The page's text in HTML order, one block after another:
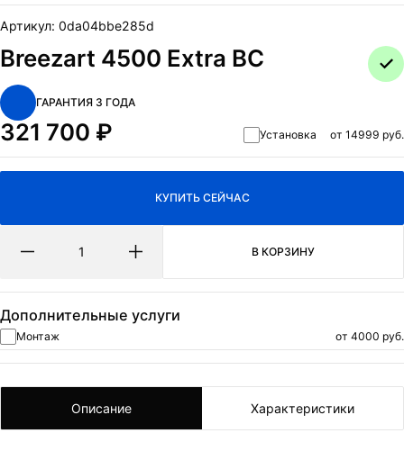
Артикул: 0da04bbe285d
Breezart 4500 Extra BC
ГАРАНТИЯ 3 ГОДА
321 700 ₽ Установка от 14999 руб.
КУПИТЬ СЕЙЧАС
В КОРЗИНУ
Дополнительные услуги
Монтаж от 4000 руб.
Описание Характеристики
Нажимая на кнопку Отправить я даю согласие на обработку
персональных данныхиполитикa конфиденциальности.